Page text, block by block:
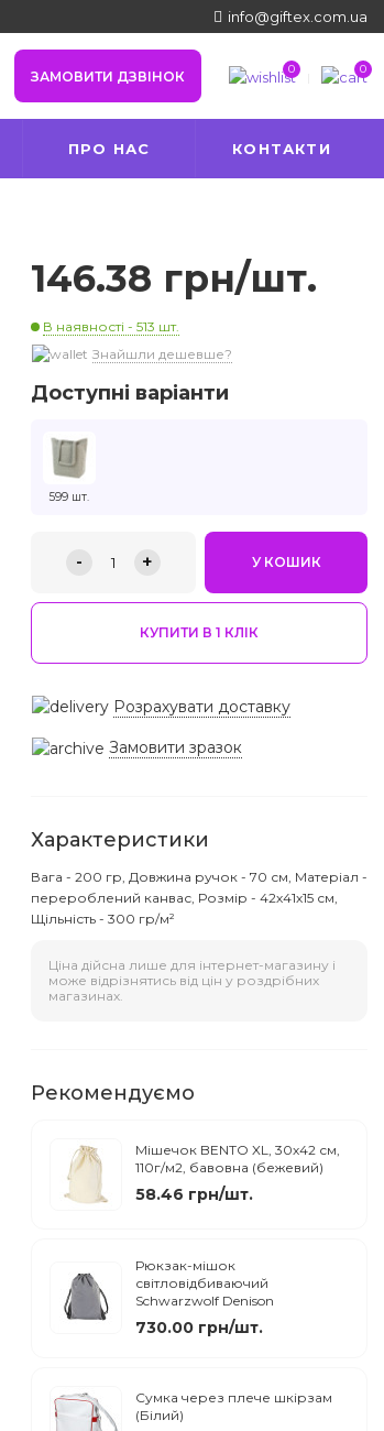
info@giftex.com.ua
ЗАМОВИТИ ДЗВІНОК 0 0
ПРО НАС КОНТАКТИ
146.38 грн/шт.
В наявності - 513 шт.
Знайшли дешевше?
Доступні варіанти
599 шт.
- 1 + У КОШИК
КУПИТИ В 1 КЛIК
Розрахувати доставку
Замовити зразок
Характеристики
Вага - 200 гр, Довжина ручок - 70 см, Матеріал -
перероблений канвас, Розмір - 42х41х15 см,
Щільність - 300 гр/м²
Ціна дійсна лише для інтернет-магазину і
може відрізнятись від цін у роздрібних
магазинах.
Рекомендуємо
Мішечок BENTO XL, 30х42 см,
110г/м2, бавовна (бежевий)
58.46 грн/шт.
Рюкзак-мішок
світловідбиваючий
Schwarzwolf Denison
730.00 грн/шт.
Сумка через плече шкірзам
(Білий)